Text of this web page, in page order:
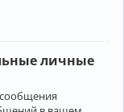
личные